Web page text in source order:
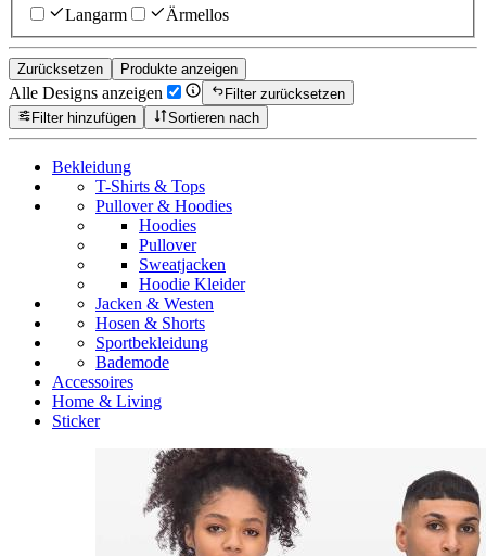
Langarm
Ärmellos
Zurücksetzen Produkte anzeigen
Alle Designs anzeigen
Filter zurücksetzen
Filter hinzufügen
Sortieren nach
Bekleidung
T-Shirts & Tops
Pullover & Hoodies
Hoodies
Pullover
Sweatjacken
Hoodie Kleider
Jacken & Westen
Hosen & Shorts
Sportbekleidung
Bademode
Accessoires
Home & Living
Sticker